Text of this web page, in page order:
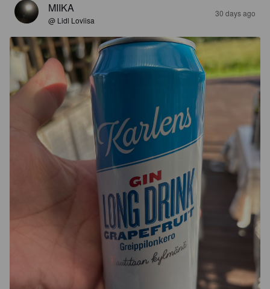
MIIKA
@ Lidl Loviisa
30 days ago